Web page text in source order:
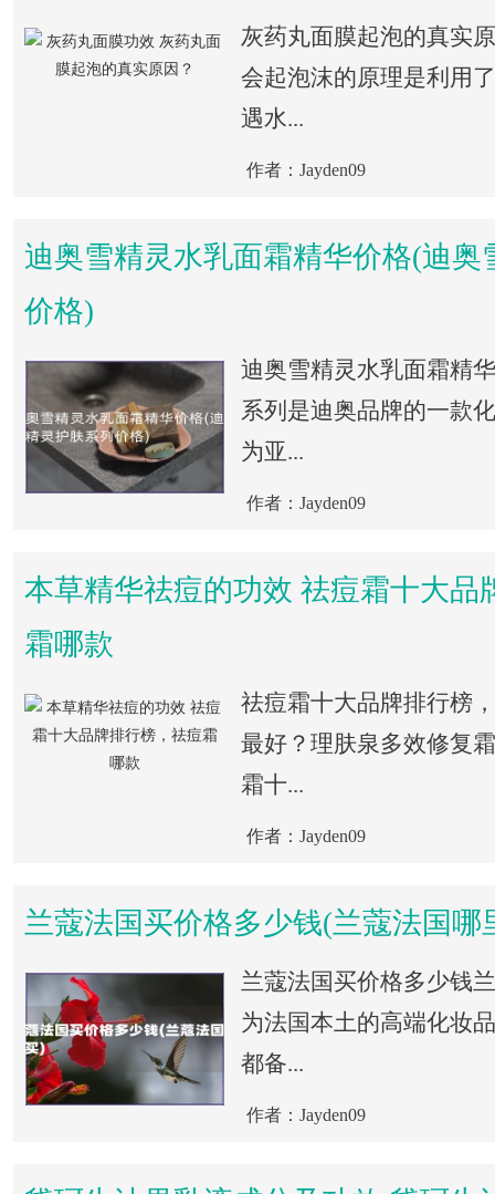
灰药丸面膜起泡的真实
会起泡沫的原理是利用
遇水...
作者：Jayden09
迪奥雪精灵水乳面霜精华价格(迪奥
价格)
迪奥雪精灵水乳面霜精
系列是迪奥品牌的一款
为亚...
作者：Jayden09
本草精华祛痘的功效 祛痘霜十大品
霜哪款
祛痘霜十大品牌排行榜
最好？理肤泉多效修复
霜十...
作者：Jayden09
兰蔻法国买价格多少钱(兰蔻法国哪
兰蔻法国买价格多少钱
为法国本土的高端化妆
都备...
作者：Jayden09